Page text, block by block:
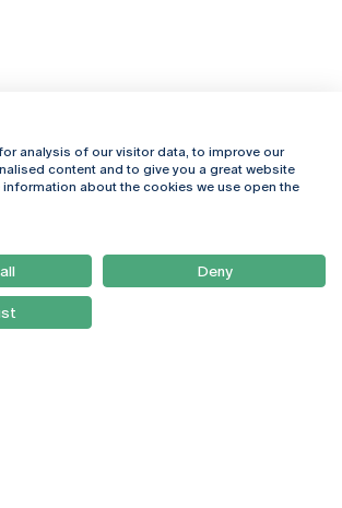
1327
Campus Online
Webmail
Como Chegar
Newsletter
analysis of our visitor data, to improve our
content and to give you a great website
information about the cookies we use open the
Deny